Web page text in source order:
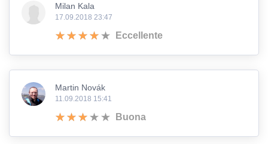
Milan Kala
17.09.2018 23:47
Eccellente
Martin Novák
11.09.2018 15:41
Buona